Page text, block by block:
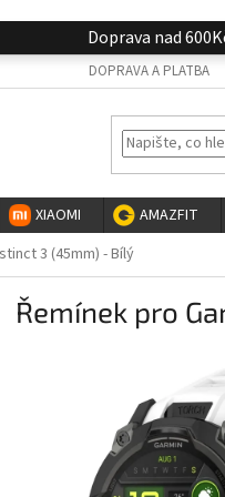
Doprava nad
DOPRAVA A PLATBA
XIAOMI AMAZFIT
3 (45mm) - Bílý
Řemínek pro